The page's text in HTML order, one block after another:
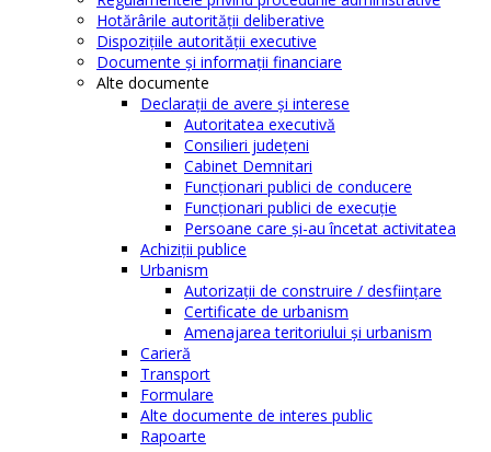
Hotărârile autorităţii deliberative
Dispoziţiile autorităţii executive
Documente şi informaţii financiare
Alte documente
Declaraţii de avere şi interese
Autoritatea executivă
Consilieri judeţeni
Cabinet Demnitari
Funcţionari publici de conducere
Funcționari publici de execuție
Persoane care şi-au încetat activitatea
Achiziţii publice
Urbanism
Autorizații de construire / desființare
Certificate de urbanism
Amenajarea teritoriului şi urbanism
Carieră
Transport
Formulare
Alte documente de interes public
Rapoarte